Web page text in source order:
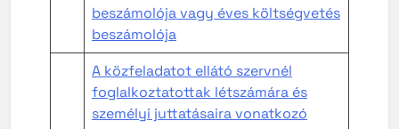
beszámolója vagy éves költségvetés
beszámolója
A közfeladatot ellátó szervnél
foglalkoztatottak létszámára és
személyi juttatásaira vonatkozó